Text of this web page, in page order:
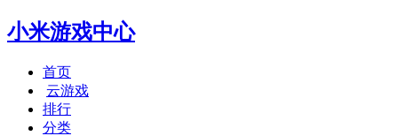
小米游戏中心
首页
云游戏
排行
分类